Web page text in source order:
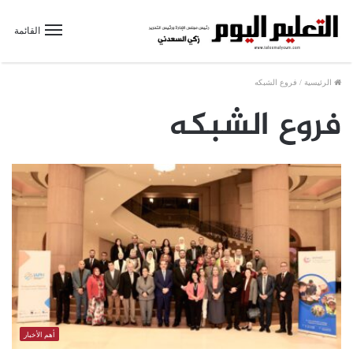
القائمة
الرئيسية / فروع الشبكه
فروع الشبكه
أهم الأخبار